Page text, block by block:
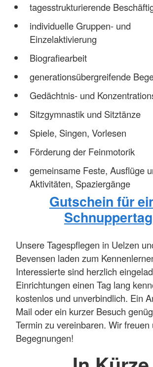
tagesstrukturierende
individuelle Gruppen- und
Einzelaktivierung
Biografiearbeit
generationsübergreifende
Gedächtnis- und
Sitzgymnastik und Sitztänze
Spiele, Singen, Vorlesen
Förderung der Feinmotorik
gemeinsame Feste, Ausflüge
Aktivitäten, Spaziergänge
Gutschein für
Unsere Tagespflegen in Uelzen
Bevensen laden zum
Interessierte sind herzlich
Einrichtungen einen Tag lang
kostenlos und unverbindlich. Ein
Mail oder ein kurzer Besuch
Termin zu vereinbaren. Wir
Begegnungen!